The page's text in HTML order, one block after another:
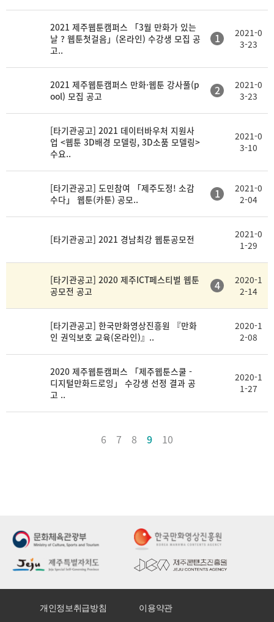
2021 제주웹툰캠퍼스 「3월 만화가 있는
날 ? 웹툰첫걸음」(온라인) 수강생 모집 공
고..
1
2021-0
3-23
2021 제주웹툰캠퍼스 만화·웹툰 강사풀(p
ool) 모집 공고
2
2021-0
3-23
[타기관공고] 2021 데이터바우처 지원사
업 <웹툰 3D배경 모델링, 3D소품 모델링>
수요..
2021-0
3-10
[타기관공고] 도민참여 「제주도정! 소감
수다」 웹툰(카툰) 공모..
1
2021-0
2-04
[타기관공고] 2021 경남최강 웹툰공모전
2021-0
1-29
[타기관공고] 2020 제주ICT페스티벌 웹툰
공모전 공고
4
2020-1
2-14
[타기관공고] 한국만화영상진흥원 『만화
인 권익보호 교육(온라인)』..
2020-1
2-08
2020 제주웹툰캠퍼스 「제주웹툰스쿨 -
디지털만화드로잉」 수강생 선정 결과 공
고 ..
2020-1
1-27
6 7 8 9 10
개인정보취급방침 이용약관